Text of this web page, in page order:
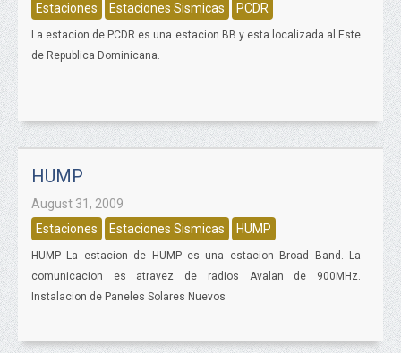
Estaciones
Estaciones Sismicas PCDR
La estacion de PCDR es una estacion BB y esta localizada al Este
de Republica Dominicana.
HUMP
August 31, 2009
Estaciones
Estaciones Sismicas HUMP
HUMP La estacion de HUMP es una estacion Broad Band. La
comunicacion es atravez de radios Avalan de 900MHz.
Instalacion de Paneles Solares Nuevos